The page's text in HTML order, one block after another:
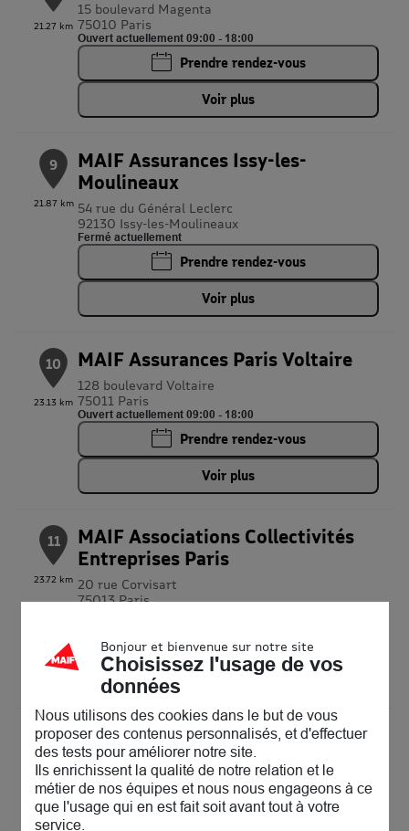
21.27 km
15 boulevard Magenta
75010 Paris
Ouvert actuellement 09:00 - 18:00
Prendre rendez-vous
Voir plus
9
21.87 km
MAIF Assurances Issy-les-
Moulineaux
54 rue du Général Leclerc
92130 Issy-les-Moulineaux
Fermé actuellement
Prendre rendez-vous
Voir plus
10
23.13 km
MAIF Assurances Paris Voltaire
128 boulevard Voltaire
75011 Paris
Ouvert actuellement 09:00 - 18:00
Prendre rendez-vous
Voir plus
11
23.72 km
MAIF Associations Collectivités
Entreprises Paris
20 rue Corvisart
75013 Paris
Voir plus
12
23.72 km
MAIF Assurances Paris Corvisart
20 rue Corvisart
75013 Paris
Fermé actuellement
Prendre rendez-vous
Bonjour et bienvenue sur notre site
Choisissez l'usage de vos
données
Nous utilisons des cookies dans le but de vous
proposer des contenus personnalisés, et d'effectuer
des tests pour améliorer notre site.
Ils enrichissent la qualité de notre relation et le
métier de nos équipes et nous nous engageons à ce
que l'usage qui en est fait soit avant tout à votre
service.